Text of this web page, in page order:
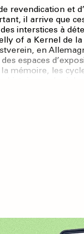
revendication et
il arrive que
interstices à
of a Kernel de
en
espaces
mémoire, les